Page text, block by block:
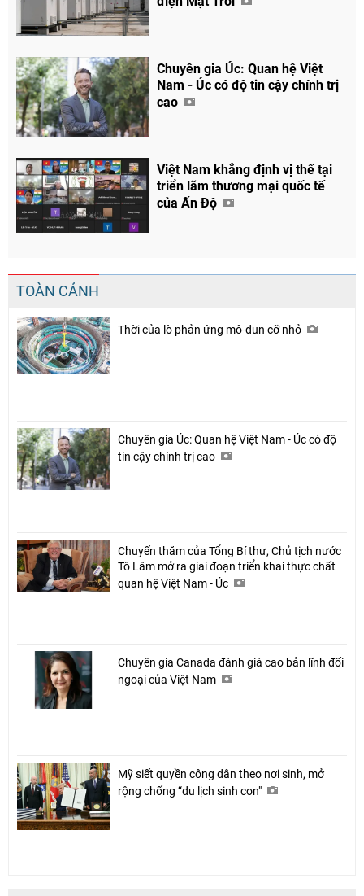
Chuyên gia Úc: Quan hệ Việt
Nam - Úc có độ tin cậy chính trị
cao
Việt Nam khẳng định vị thế tại
triển lãm thương mại quốc tế
của Ấn Độ
TOÀN CẢNH
Thời của lò phản ứng mô-đun cỡ nhỏ
Chuyên gia Úc: Quan hệ Việt Nam - Úc có độ
tin cậy chính trị cao
Chuyến thăm của Tổng Bí thư, Chủ tịch nước
Tô Lâm mở ra giai đoạn triển khai thực chất
quan hệ Việt Nam - Úc
Chuyên gia Canada đánh giá cao bản lĩnh đối
ngoại của Việt Nam
Mỹ siết quyền công dân theo nơi sinh, mở
rộng chống “du lịch sinh con"